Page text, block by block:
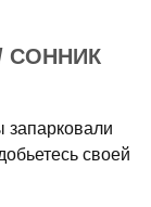
СОННИК
запарковали
своей